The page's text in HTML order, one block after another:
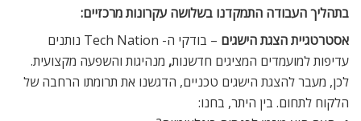
בתהליך העבודה התמקדנו בשלושה עקרונות מרכזיים:
אסטרטגיית הצגת הישגים
– בודקי ה- Tech Nation נותנים
עדיפות למועמדים המציגים חדשנות, מנהיגות והשפעה מקצועית.
לכן, מעבר להצגת הישגים טכניים, הדגשנו את תרומתו הרחבה של
הלקוח לתחום. בין היתר, בחנו: